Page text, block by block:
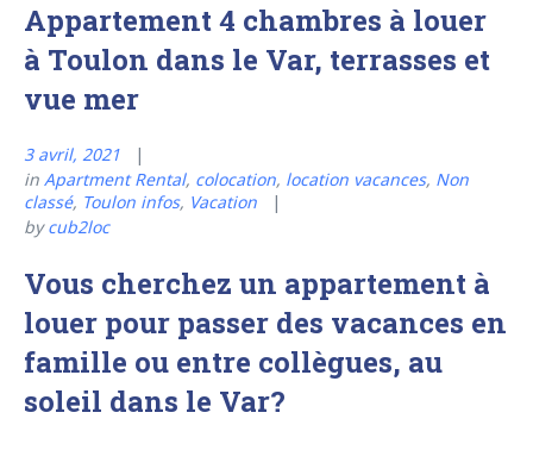
Appartement 4 chambres à louer
à Toulon dans le Var, terrasses et
vue mer
3 avril, 2021
in Apartment Rental, colocation, location vacances, Non
classé, Toulon infos, Vacation
bycub2loc
Vous cherchez un appartement à
louer pour passer des vacances en
famille ou entre collègues, au
soleil dans le Var?